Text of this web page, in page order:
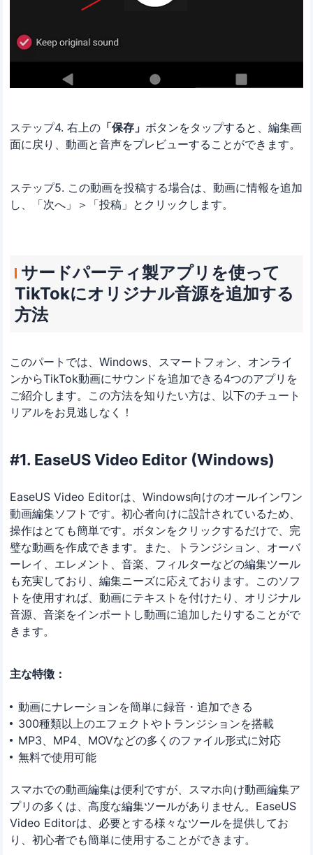
ステップ4. 右上の 「保存」ボタンをタップすると、編集画
面に戻り、動画と音声をプレビューすることができます。
ステップ5. この動画を投稿する場合は、動画に情報を追加
し、「次へ」＞「投稿」とクリックします。
サードパーティ製アプリを使って
TikTokにオリジナル音源を追加する
方法
このパートでは、Windows、スマートフォン、オンライ
ンからTikTok動画にサウンドを追加できる4つのアプリを
ご紹介します。この方法を知りたい方は、以下のチュート
リアルをお見逃しなく！
#1. EaseUS Video Editor (Windows)
EaseUS Video Editorは、Windows向けのオールインワン
動画編集ソフトです。初心者向けに設計されているため、
操作はとても簡単です。ボタンをクリックするだけで、完
璧な動画を作成できます。また、トランジション、オーバ
ーレイ、エレメント、音楽、フィルターなどの編集ツール
も充実しており、編集ニーズに応えております。このソフ
トを使用すれば、動画にテキストを付けたり、オリジナル
音源、音楽をインポートし動画に追加したりすることがで
きます。
主な特徴：
動画にナレーションを簡単に録音・追加できる
300種類以上のエフェクトやトランジションを搭載
MP3、MP4、MOVなどの多くのファイル形式に対応
無料で使用可能
スマホでの動画編集は便利ですが、スマホ向け動画編集ア
プリの多くは、高度な編集ツールがありません。EaseUS
Video Editorは、必要とする様々なツールを提供してお
り、初心者でも簡単に使用することができます。